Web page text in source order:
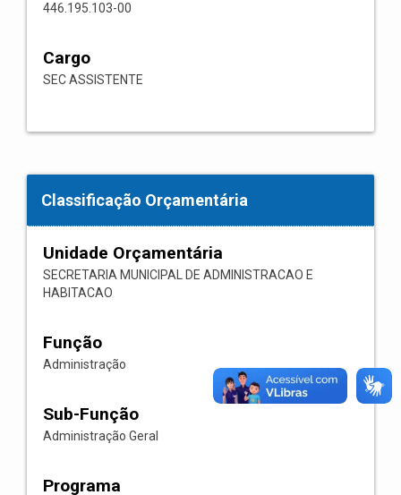
446.195.103-00
Cargo
SEC ASSISTENTE
Classificação Orçamentária
Unidade Orçamentária
SECRETARIA MUNICIPAL DE ADMINISTRACAO E
HABITACAO
Função
Administração
Sub-Função
Administração Geral
Programa